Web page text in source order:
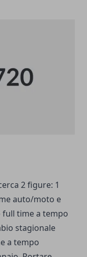
2 figure: 1
auto/moto e
full time a tempo
stagionale
a tempo